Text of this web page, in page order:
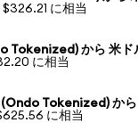
に相当
Tokenized) から 米ド
に相当
Tokenized) から
に相当